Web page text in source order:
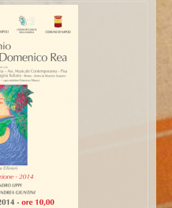
rea nel mondo
rea su rea
hanno scritto di lui